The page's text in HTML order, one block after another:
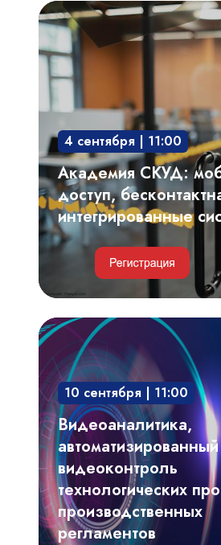
Академия
СКУД:
мобильный
доступ,
бесконтактная
интегрированные
системы
4 сентября | 11:00
Академия СКУД:
доступ,
интегрированные
Видеоаналитика,
автоматизированный
видеоконтроль
технологических
процессов,
производственных
регламентов
10 сентября | 11:00
Видеоаналитика,
автоматизированный
видеоконтроль
технологических
производственных
регламентов